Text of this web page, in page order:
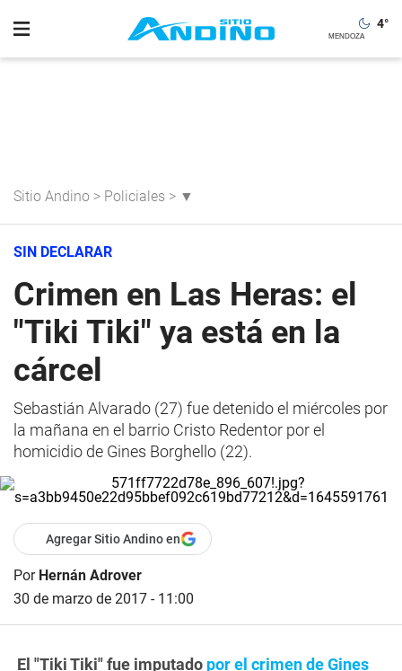
4°
Sitio Andino > Policiales > ▼
SIN DECLARAR
Crimen en Las Heras: el
"Tiki Tiki" ya está en la
cárcel
Sebastián Alvarado (27) fue detenido el miércoles por
la mañana en el barrio Cristo Redentor por el
homicidio de Gines Borghello (22).
Agregar Sitio Andino en
Por Hernán Adrover
30 de marzo de 2017 - 11:00
El "Tiki Tiki" fue imputado por el crimen de Gines